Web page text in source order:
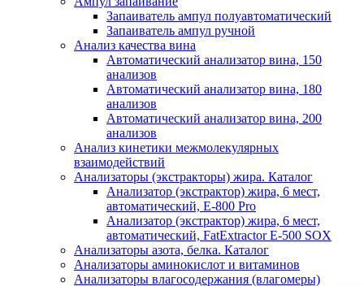
Запаиватель ампул полуавтоматический
Запаиватель ампул ручной
Анализ качества вина
Автоматический анализатор вина, 150
анализов
Автоматический анализатор вина, 180
анализов
Автоматический анализатор вина, 200
анализов
Анализ кинетики межмолекулярных
взаимодействий
Анализаторы (экстракторы) жира. Каталог
Анализатор (экстрактор) жира, 6 мест,
автоматический, E-800 Pro
Анализатор (экстрактор) жира, 6 мест,
автоматический, FatExtractor E-500 SOX
Анализаторы азота, белка. Каталог
Анализаторы аминокислот и витаминов
Анализаторы влагосодержания (влагомеры)